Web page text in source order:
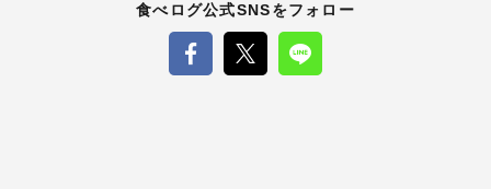
食べログ公式SNSをフォロー